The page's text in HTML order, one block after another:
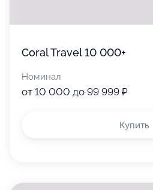
Coral Travel 10 000+
Номинал
от 10 000 до 99 999 ₽
Купить